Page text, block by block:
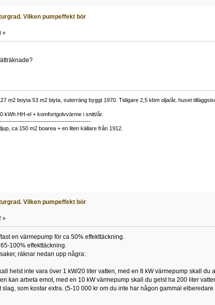
Vilken pumpeffekt bör
»
m2 boyta 53 m2 biyta, suterräng byggt 1970. Tidigare 2,5 kbm olja/år, huset
kWh HH-el + komfortgolvvärme i snitt/år.
ca 150 m2 boarea + en liten källare från 1912.
Vilken pumpeffekt bör
»
en värmepump för ca 50% effekttäckning.
100% effekttäckning.
räknar nedan upp några:
helst inte vara över 1 kW/20 liter vatten, med en 8 kW värmepump skall du
kan arbeta emot, med en 10 kW värmepump skall du gelst ha 200 liter
som kostar extra. (5-10 000 kr om du inte har någon gammal